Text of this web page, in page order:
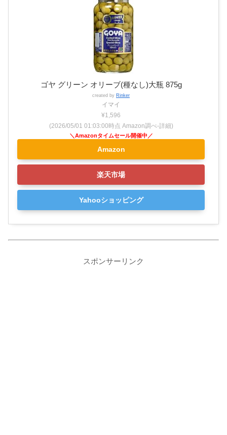
ゴヤ グリーン オリーブ(種なし)大瓶 875g
created by Rinker
イマイ
¥1,596
(2026/05/01 01:03:00時点 Amazon調べ-詳細)
Amazon
楽天市場
Yahooショッピング
スポンサーリンク